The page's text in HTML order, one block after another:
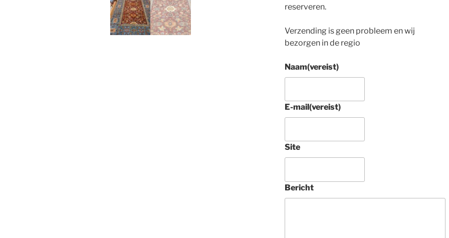
reserveren.
Verzending is geen probleem en wij
bezorgen in de regio
Naam(vereist)
E-mail(vereist)
Site
Bericht
tapijt